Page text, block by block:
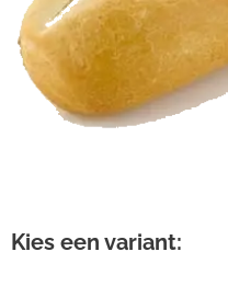
Kies een variant: